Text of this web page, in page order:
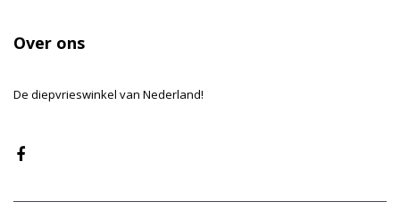
Over ons
De diepvrieswinkel van Nederland!